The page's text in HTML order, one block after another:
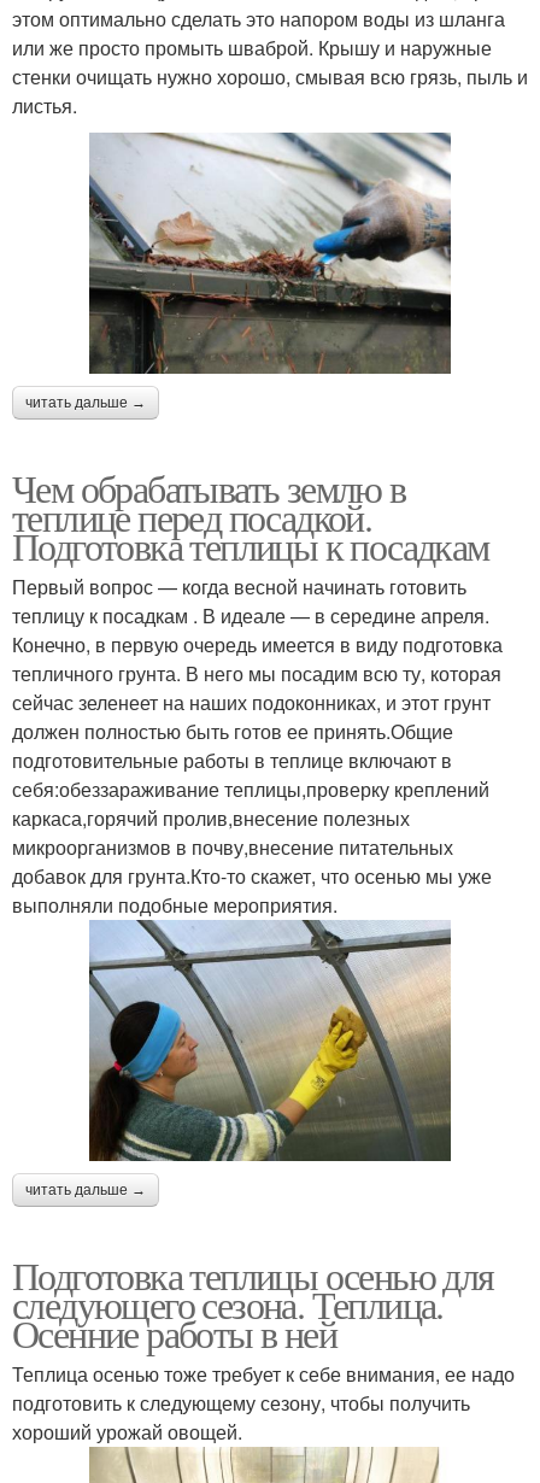
этом оптимально сделать это напором воды из шланга
или же просто промыть шваброй. Крышу и наружные
стенки очищать нужно хорошо, смывая всю грязь, пыль и
листья.
читать дальше →
Чем обрабатывать землю в
теплице перед посадкой.
Подготовка теплицы к посадкам
Первый вопрос — когда весной начинать готовить
теплицу к посадкам . В идеале — в середине апреля.
Конечно, в первую очередь имеется в виду подготовка
тепличного грунта. В него мы посадим всю ту, которая
сейчас зеленеет на наших подоконниках, и этот грунт
должен полностью быть готов ее принять.Общие
подготовительные работы в теплице включают в
себя:обеззараживание теплицы,проверку креплений
каркаса,горячий пролив,внесение полезных
микроорганизмов в почву,внесение питательных
добавок для грунта.Кто-то скажет, что осенью мы уже
выполняли подобные мероприятия.
читать дальше →
Подготовка теплицы осенью для
следующего сезона. Теплица.
Осенние работы в ней
Теплица осенью тоже требует к себе внимания, ее надо
подготовить к следующему сезону, чтобы получить
хороший урожай овощей.